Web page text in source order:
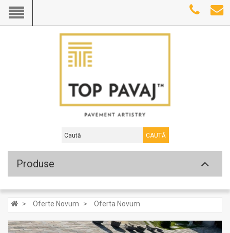
CAUTĂ
Produse
Oferte Novum Oferta Novum